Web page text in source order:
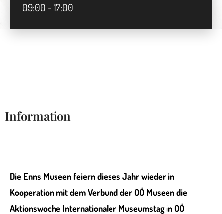
09:00 - 17:00
Information
Die Enns Museen feiern dieses Jahr wieder in
Kooperation mit dem Verbund der OÖ Museen die
Aktionswoche Internationaler Museumstag in OÖ